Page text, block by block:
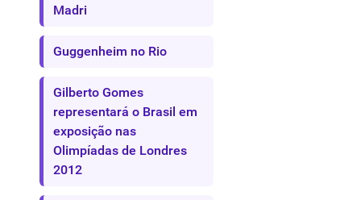
Madri
Guggenheim no Rio
Gilberto Gomes
representará o Brasil em
exposição nas
Olimpíadas de Londres
2012